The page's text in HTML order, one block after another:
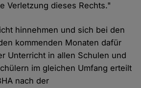
Verletzung dieses Rechts."
hinnehmen und sich bei den
kommenden Monaten dafür
Unterricht in allen Schulen und
im gleichen Umfang erteilt
nach der